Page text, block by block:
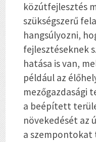
közútfejlesztés
szükségszerű
hangsúlyozni,
fejlesztéseknek
hatása is van,
például az
mezőgazdasági
a beépített
növekedését az
a szempontokat